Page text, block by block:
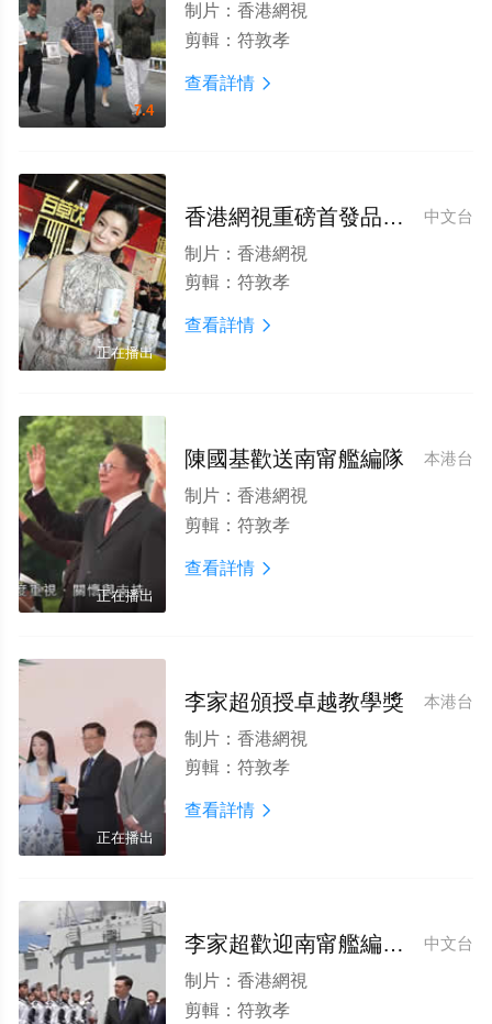
7.4
制片： 香港網視
剪輯： 符敦孝
查看詳情 
正在播出
中文台
香港網視重磅首發品牌主題曲《百草飲戀曲》，以旋律解鎖海南健康飲品新叙事
制片： 香港網視
剪輯： 符敦孝
查看詳情 
正在播出
本港台
陳國基歡送南甯艦編隊
制片： 香港網視
剪輯： 符敦孝
查看詳情 
正在播出
本港台
李家超頒授卓越教學獎
制片： 香港網視
剪輯： 符敦孝
查看詳情 
中文台
李家超歡迎南甯艦編隊抵港
制片： 香港網視
剪輯： 符敦孝